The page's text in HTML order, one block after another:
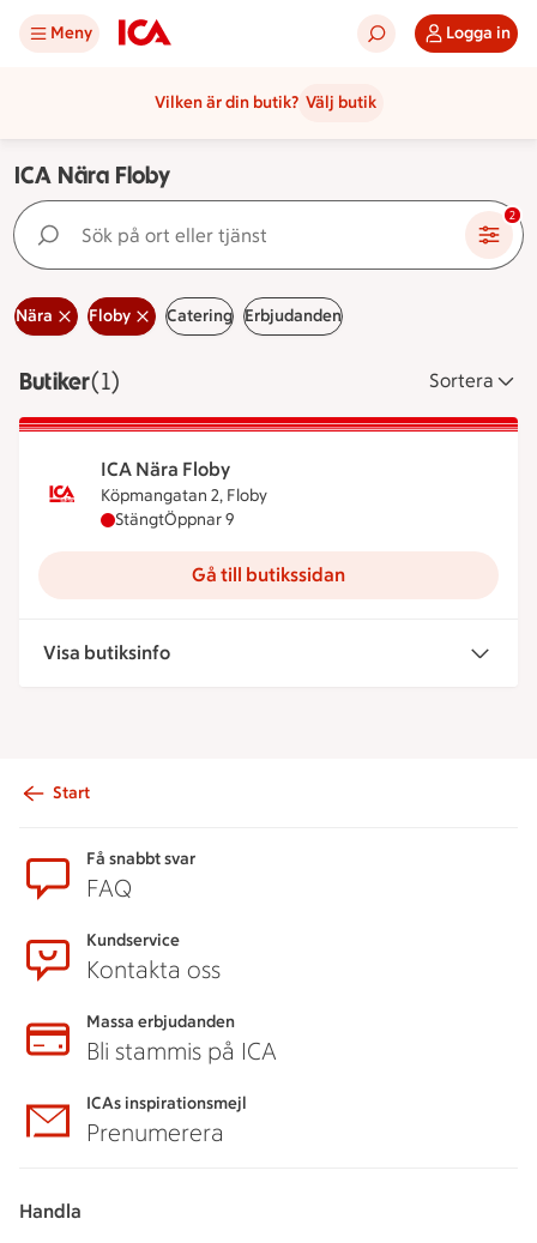
Meny Logga in
Vilken är din butik? Välj butik
ICA Nära Floby
Sök på ort eller tjänst 2
Nära Floby Catering Erbjudanden
ButikerVisar 1 stycken
(1) Sortera
ICA Nära Floby
Köpmangatan 2, Floby
ICA Nära Floby har stängt, öppnar klockan 9
StängtÖppnar 9
Gå till butikssidan
Visa butiksinfo
Start
Få snabbt svar
FAQ
Kundservice
Kontakta oss
Massa erbjudanden
Bli stammis på ICA
ICAs inspirationsmejl
Prenumerera
Handla